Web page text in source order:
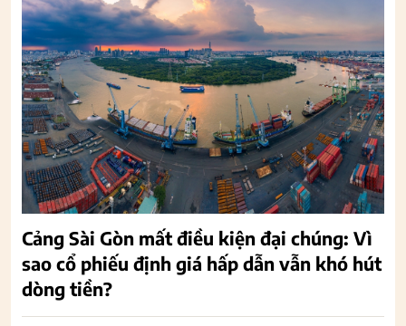
Cảng Sài Gòn mất điều kiện đại chúng: Vì
sao cổ phiếu định giá hấp dẫn vẫn khó hút
dòng tiền?